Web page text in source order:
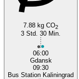
Gdańsk
7.88 kg CO2
3 Std. 30 Min.
06:00
Gdansk
09:30
Bus Station Kaliningrad